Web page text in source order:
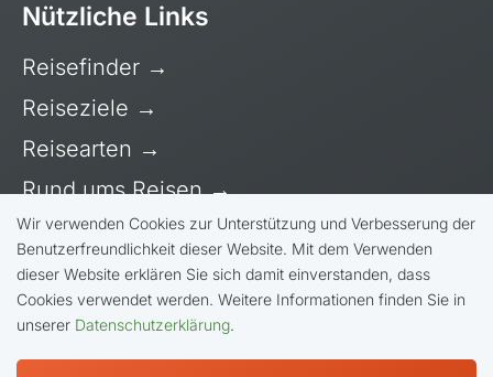
Nützliche Links
Reisefinder →
Reiseziele →
Reisearten →
Rund ums Reisen→
Über uns→
© Bike Adventure Tours AG |
Geschäftsbedingungen|Impressum|
Wir verwenden Cookies zur Unterstützung und Verbesserung der
Benutzerfreundlichkeit dieser Website. Mit dem Verwenden
dieser Website erklären Sie sich damit einverstanden, dass
Cookies verwendet werden. Weitere Informationen finden Sie in
unserer Datenschutzerklärung.